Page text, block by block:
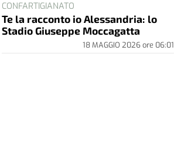
CONFARTIGIANATO
Te la racconto io Alessandria: lo
Stadio Giuseppe Moccagatta
18 MAGGIO 2026ore 06:01